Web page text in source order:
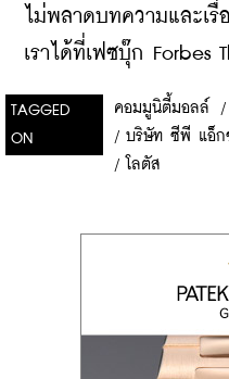
ไม่พลาดบทความและเ
เราได้ที่เฟซบุ๊ก Forbes
TAGGED
ON
คอมมูนิตี้มอลล์ /
/ บริษัท ซีพี แอ็ก
/ โลตัส